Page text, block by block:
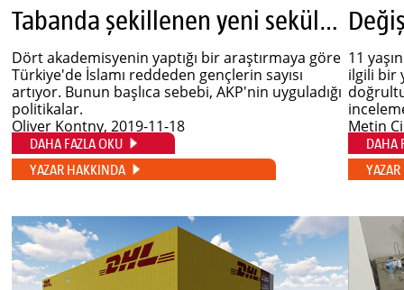
Tabanda şekillenen yeni sekülerizm
Dört akademisyenin yaptığı bir araştırmaya göre
Türkiye'de İslamı reddeden gençlerin sayısı
artıyor. Bunun başlıca sebebi, AKP'nin uyguladığı
politikalar.
Oliver Kontny, 2019-11-18
DAHA FAZLA OKU
YAZAR HAKKINDA
11
ilgili bir
Metin
DAHA